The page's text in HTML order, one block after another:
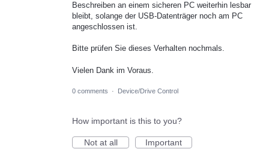
Beschreiben an einem sicheren PC weiterhin lesbar
bleibt, solange der USB-Datenträger noch am PC
angeschlossen ist.
Bitte prüfen Sie dieses Verhalten nochmals.
Vielen Dank im Voraus.
0 comments · Device/Drive Control
How important is this to you?
Not at all Important